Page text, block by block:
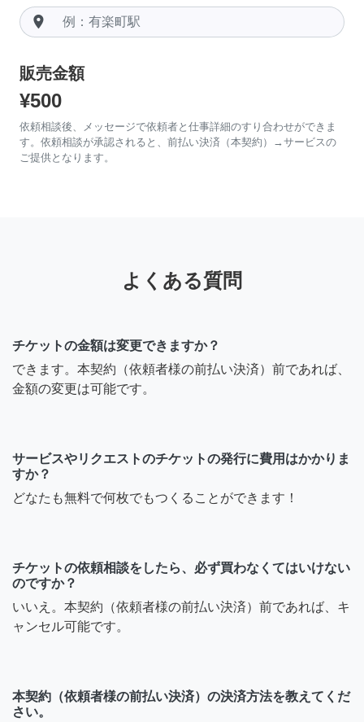
room
販売金額
¥500
依頼相談後、メッセージで依頼者と仕事詳細のすり合わせができま
す。依頼相談が承認されると、前払い決済（本契約）→サービスの
ご提供となります。
よくある質問
チケットの金額は変更できますか？
できます。本契約（依頼者様の前払い決済）前であれば、
金額の変更は可能です。
サービスやリクエストのチケットの発行に費用はかかりま
すか？
どなたも無料で何枚でもつくることができます！
チケットの依頼相談をしたら、必ず買わなくてはいけない
のですか？
いいえ。本契約（依頼者様の前払い決済）前であれば、キ
ャンセル可能です。
本契約（依頼者様の前払い決済）の決済方法を教えてくだ
さい。